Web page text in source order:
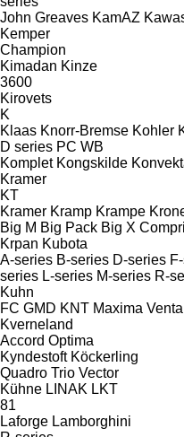
John Greaves KamAZ
Kemper
Champion
Kimadan Kinze
3600
Kirovets
K
Klaas Knorr-Bremse Kohler
D series PC WB
Komplet Kongskilde
Kramer
KT
Kramer Kramp Krampe
Big M Big Pack Big X
Krpan Kubota
A-series B-series D-series
series L-series M-series R-
Kuhn
FC GMD KNT Maxima Venta
Kverneland
Accord Optima
Kyndestoft Köckerling
Quadro Trio Vector
Kühne LINAK LKT
81
Laforge Lamborghini